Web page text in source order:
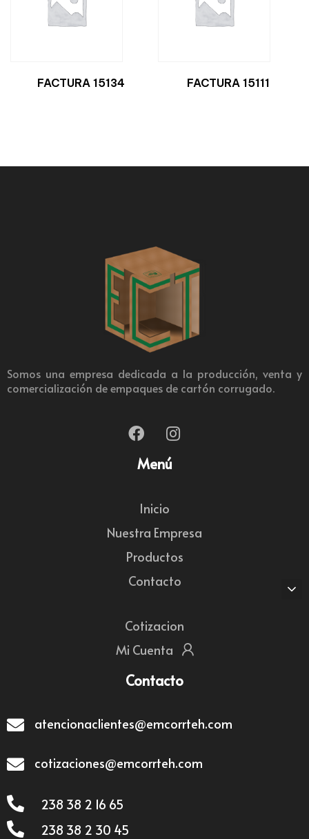
FACTURA 15134 FACTURA 15111
Somos una empresa dedicada a la producción, venta y
comercialización de empaques de cartón corrugado.
Menú
Inicio
Nuestra Empresa
Productos
Contacto
Cotizacion
Mi Cuenta
Contacto
atencionaclientes@emcorrteh.com
cotizaciones@emcorrteh.com
238 38 2 16 65
238 38 2 30 45